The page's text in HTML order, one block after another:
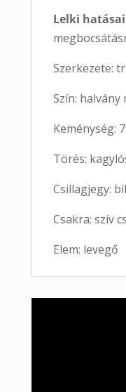
Lelki
Szerkezete:
Szín: halvány
Keménység: 7
Törés:
Csillagjegy:
Csakra: szív
Elem: levegő